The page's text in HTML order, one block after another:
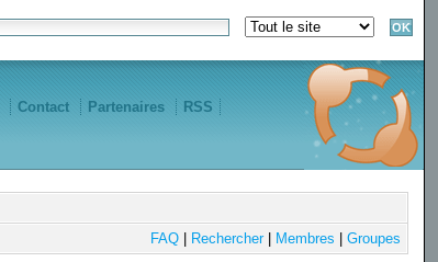
Contact Partenaires RSS
FAQ| Rechercher| Membres Groupes